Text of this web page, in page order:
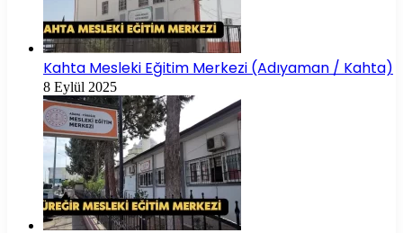
Kahta Mesleki Eğitim Merkezi (Adıyaman / Kahta)
8 Eylül 2025